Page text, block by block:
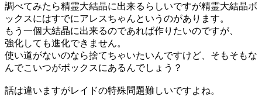
調べてみたら精霊大結晶に出来るらしいですが精霊大結晶ボ
ックスにはすでにアレスちゃんというのがあります。
もう一個大結晶に出来るのであれば作りたいのですが、
強化しても進化できません。
使い道がないのなら捨てちゃいたいんですけど、そもそもな
んでこいつがボックスにあるんでしょう？
話は違いますがレイドの特殊問題難しいですよね。